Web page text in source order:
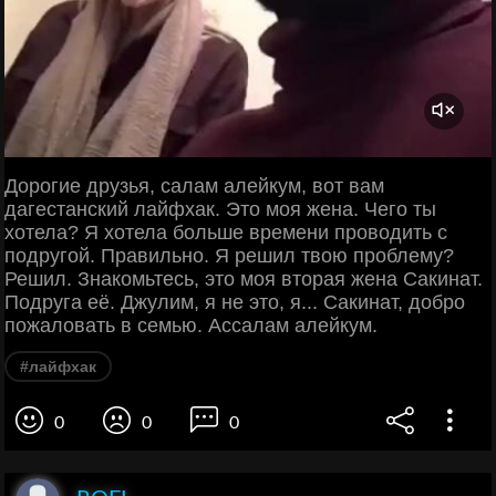
Дорогие друзья, салам алейкум, вот вам
дагестанский лайфхак. Это моя жена. Чего ты
хотела? Я хотела больше времени проводить с
подругой. Правильно. Я решил твою проблему?
Решил. Знакомьтесь, это моя вторая жена Сакинат.
Подруга её. Джулим, я не это, я... Сакинат, добро
пожаловать в семью. Ассалам алейкум.
#лайфхак
0 0 0